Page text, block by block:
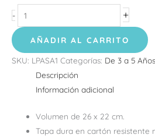
- +
AÑADIR AL CARRITO
SKU: LPASA1 Categorías: De 3 a 5 Años
Descripción
Información adicional
Volumen de 26 x 22 cm.
Tapa dura en cartón resistente